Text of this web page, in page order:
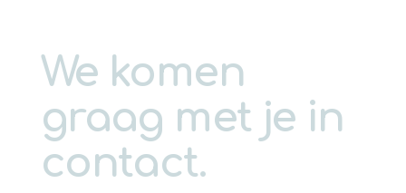
We komen
graag met je in
contact.